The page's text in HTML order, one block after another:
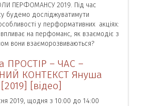
ПЕРФОМАНСУ 2019. Під час
будемо досліджуватимути
особливості у перформативних акціях:
впливає на перфоманс, як взаємодіє з
вони взаєморозвиваються?
ПРОСТІР – ЧАС –
КОНТЕКСТ Януша
[відео]
2019, щодня з 10:00 до 14:00